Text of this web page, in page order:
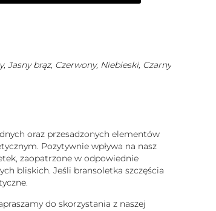
Jasny brąz, Czerwony, Niebieski, Czarny
oraz przesadzonych elementów
Pozytywnie wpływa na nasz
zaopatrzone w odpowiednie
bliskich. Jeśli bransoletka szczęścia
do skorzystania z naszej